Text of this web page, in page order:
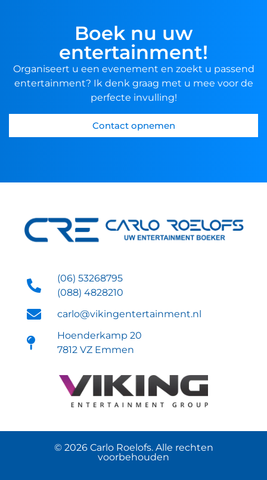
Boek nu uw
entertainment!
Organiseert u een evenement en zoekt u passend
entertainment? Ik denk graag met u mee voor de
perfecte invulling!
Contact opnemen
(06) 53268795
(088) 4828210
carlo@vikingentertainment.nl
Hoenderkamp 20
7812 VZ Emmen
© 2026 Carlo Roelofs. Alle rechten
voorbehouden